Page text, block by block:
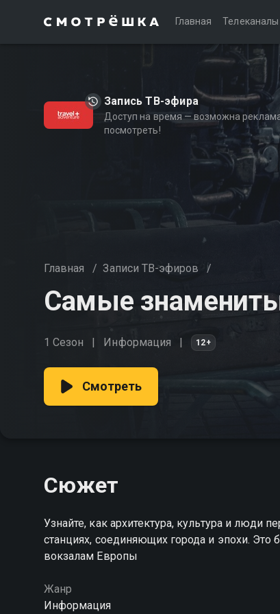
Главная Телеканалы
Запись ТВ-эфира
Доступ на время — возможна
посмотреть!
Главная / Записи ТВ-эфиров /
Самые
1 Сезон Информация 12+
Смотреть
Сюжет
Узнайте, как архитектура, культура и люди
станциях, соединяющих города и эпохи.
вокзалам Европы
Жанр
Информация